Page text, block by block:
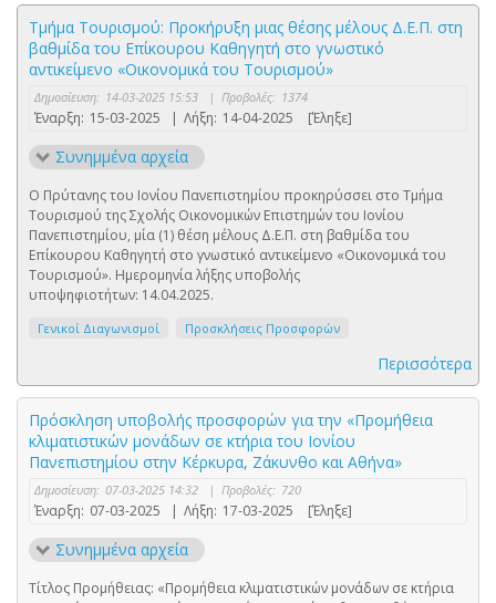
Τμήμα Τουρισμού: Προκήρυξη μιας θέσης μέλους Δ.Ε.Π. στη
βαθμίδα του Επίκουρου Καθηγητή στο γνωστικό
αντικείμενο «Οικονομικά του Τουρισμού»
Δημοσίευση: 14-03-2025 15:53 | Προβολές: 1374
Έναρξη: 15-03-2025 | Λήξη: 14-04-2025 [Έληξε]
Συνημμένα αρχεία
Ο Πρύτανης του Ιονίου Πανεπιστημίου προκηρύσσει στο Τμήμα
Τουρισμού της Σχολής Οικονομικών Επιστημών του Ιονίου
Πανεπιστημίου, μία (1) θέση μέλους Δ.Ε.Π. στη βαθμίδα του
Επίκουρου Καθηγητή στο γνωστικό αντικείμενο «Οικονομικά του
Τουρισμού». Ημερομηνία λήξης υποβολής
υποψηφιοτήτων: 14.04.2025.
Γενικοί Διαγωνισμοί Προσκλήσεις Προσφορών
Περισσότερα
Πρόσκληση υποβολής προσφορών για την «Προμήθεια
κλιματιστικών μονάδων σε κτήρια του Ιονίου
Πανεπιστημίου στην Κέρκυρα, Ζάκυνθο και Αθήνα»
Δημοσίευση: 07-03-2025 14:32 | Προβολές: 720
Έναρξη: 07-03-2025 | Λήξη: 17-03-2025 [Έληξε]
Συνημμένα αρχεία
Τίτλος Προμήθειας: «Προμήθεια κλιματιστικών μονάδων σε κτήρια